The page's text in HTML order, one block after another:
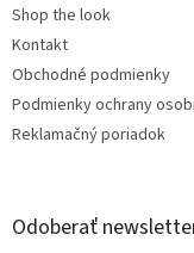
Shop the look
Kontakt
Obchodné podmienky
Podmienky ochrany
Reklamačný poriadok
Odoberať